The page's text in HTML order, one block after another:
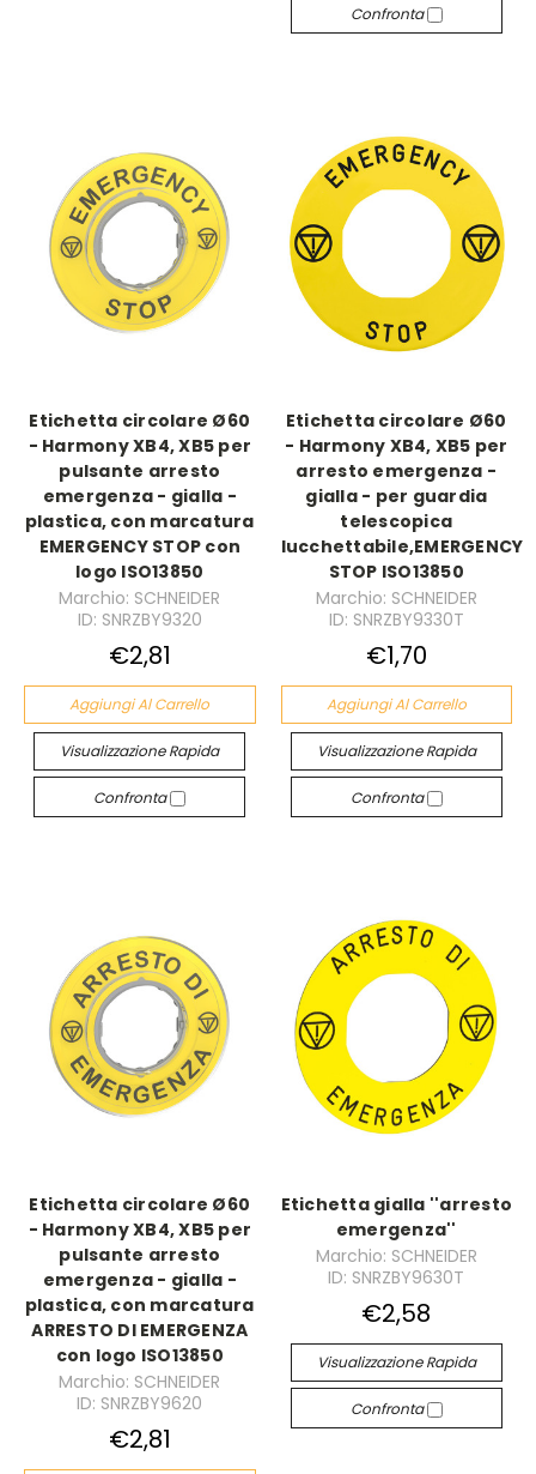
Confronta
Etichetta circolare Ø60
- Harmony XB4, XB5 per
pulsante arresto
emergenza - gialla -
plastica, con marcatura
EMERGENCY STOP con
logo ISO13850
Marchio: SCHNEIDER
ID: SNRZBY9320
€2,81
Aggiungi Al Carrello
Visualizzazione Rapida
Confronta
Etichetta circolare Ø60
- Harmony XB4, XB5 per
arresto emergenza -
gialla - per guardia
telescopica
lucchettabile,EMERGENCY
STOP ISO13850
Marchio: SCHNEIDER
ID: SNRZBY9330T
€1,70
Aggiungi Al Carrello
Visualizzazione Rapida
Confronta
Etichetta circolare Ø60
- Harmony XB4, XB5 per
pulsante arresto
emergenza - gialla -
plastica, con marcatura
ARRESTO DI EMERGENZA
con logo ISO13850
Marchio: SCHNEIDER
ID: SNRZBY9620
€2,81
Etichetta gialla ''arresto
emergenza''
Marchio: SCHNEIDER
ID: SNRZBY9630T
€2,58
Visualizzazione Rapida
Confronta